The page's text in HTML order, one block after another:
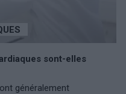
sont-elles
généralement